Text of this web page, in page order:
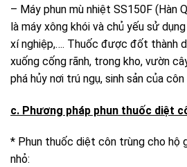
– Máy phun mù nhiệt SS150F (Hàn
là máy xông khói và chủ yếu sử
xí nghiệp,…. Thuốc được đốt thành
xuống cống rãnh, trong kho, vườn
phá hủy nơi trú ngụ, sinh sản của
c. Phương pháp phun thuốc diệt
* Phun thuốc diệt côn trùng cho hộ
nhỏ: